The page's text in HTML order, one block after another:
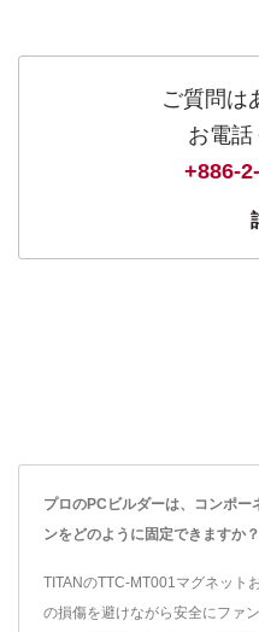
ご質問は
お電話
+886-
プロのPCビルダーは、コンポー
ンをどのように固定できますか？
TITANのTTC-MT001マグネット
の損傷を避けながら安全にファ